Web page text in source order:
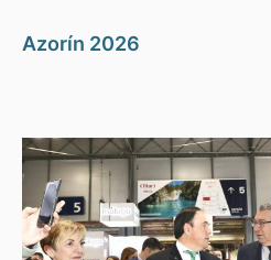
Azorín 2026